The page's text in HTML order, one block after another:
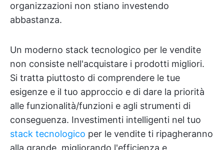
organizzazioni non stiano investendo
abbastanza.
Un moderno stack tecnologico per le vendite
non consiste nell'acquistare i prodotti migliori.
Si tratta piuttosto di comprendere le tue
esigenze e il tuo approccio e di dare la priorità
alle funzionalità/funzioni e agli strumenti di
conseguenza. Investimenti intelligenti nel tuo
stack tecnologico per le vendite ti ripagheranno
alla grande, migliorando l'efficienza e